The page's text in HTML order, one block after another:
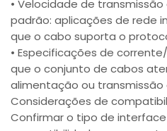
• Velocidade de
padrão: aplicações de rede
que o cabo suporta o
• Especificações de
que o conjunto de cabos
alimentação ou transmissão
Considerações de
Confirmar o tipo de